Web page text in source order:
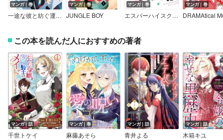
マンガ｜巻
一途な彼と紡ぐ運命の恋 ～軍服男子アンソロジー～
マンガ｜巻
JUNGLE BOY
マンガ｜巻
エスパーハイスクール
マンガ｜巻
DRAMAtical
この本を読んだ人におすすめの著者
マンガ｜話
千世トケイ
マンガ｜巻
麻藤あそら
マンガ｜話
青井よる
マンガ｜話
木箱キユ